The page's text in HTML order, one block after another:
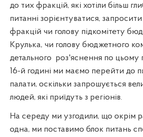
до тих фракцій, які хотіли більш
питанні зорієнтуватися,
фракцій чи голову підкомітету
Крулька, чи голову бюджетного
детального роз'яснення по цьому
16-й годині ми маємо перейти до
палати, оскільки запрошується
людей, які приїдуть з регіонів.
На середу ми узгодили, що окрім
одна, ми поставимо блок питань